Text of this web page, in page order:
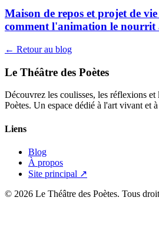
Maison de repos et projet de
comment l'animation le nourrit
← Retour au blog
Le Théâtre des Poètes
Découvrez les coulisses, les réflexions
Poètes. Un espace dédié à l'art vivant et
Liens
Blog
À propos
Site principal ↗
© 2026 Le Théâtre des Poètes. Tous